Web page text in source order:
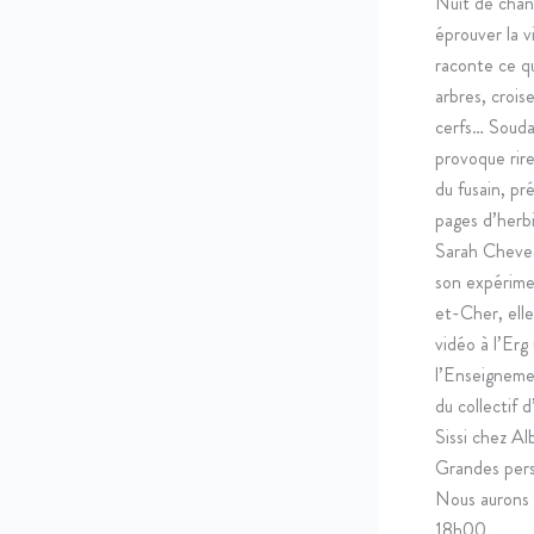
éprouver la
raconte ce
arbres,
cerfs…
provoque
du fusain,
pages
Sarah
son
et-Cher, elle
vidéo à
du collectif
Sissi chez
Grandes
Nous